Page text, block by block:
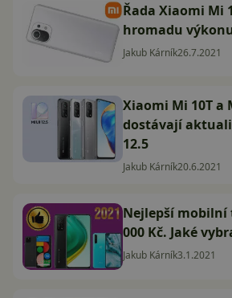
Řada Xiaomi Mi
hromadu
Jakub Kárník26.7.2021
Xiaomi Mi 10T a
dostávají
12.5
Jakub Kárník20.6.2021
Nejlepší mobilní
000 Kč. Jaké
Jakub Kárník3.1.2021